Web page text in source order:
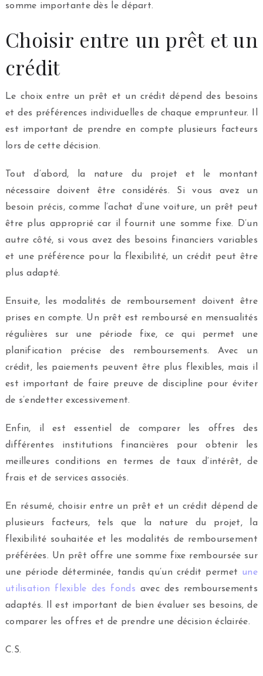
somme importante dès le départ.
Choisir entre un prêt et un
crédit
Le choix entre un prêt et un crédit dépend des besoins
et des préférences individuelles de chaque emprunteur. Il
est important de prendre en compte plusieurs facteurs
lors de cette décision.
Tout d’abord, la nature du projet et le montant
nécessaire doivent être considérés. Si vous avez un
besoin précis, comme l’achat d’une voiture, un prêt peut
être plus approprié car il fournit une somme fixe. D’un
autre côté, si vous avez des besoins financiers variables
et une préférence pour la flexibilité, un crédit peut être
plus adapté.
Ensuite, les modalités de remboursement doivent être
prises en compte. Un prêt est remboursé en mensualités
régulières sur une période fixe, ce qui permet une
planification précise des remboursements. Avec un
crédit, les paiements peuvent être plus flexibles, mais il
est important de faire preuve de discipline pour éviter
de s’endetter excessivement.
Enfin, il est essentiel de comparer les offres des
différentes institutions financières pour obtenir les
meilleures conditions en termes de taux d’intérêt, de
frais et de services associés.
En résumé, choisir entre un prêt et un crédit dépend de
plusieurs facteurs, tels que la nature du projet, la
flexibilité souhaitée et les modalités de remboursement
préférées. Un prêt offre une somme fixe remboursée sur
une période déterminée, tandis qu’un crédit permet une
utilisation flexible des fonds avec des remboursements
adaptés. Il est important de bien évaluer ses besoins, de
comparer les offres et de prendre une décision éclairée.
C.S.